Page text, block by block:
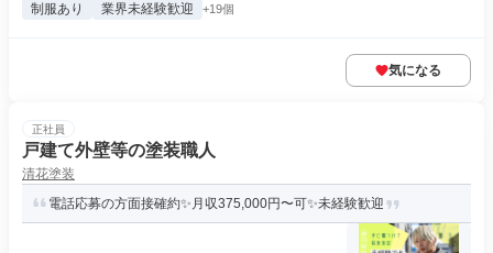
制服あり 業界未経験歓迎 +19個
気になる
正社員
戸建て外壁等の塗装職人
清花塗装
電話応募の方面接確約✨月収375,000円〜可✨未経験歓迎